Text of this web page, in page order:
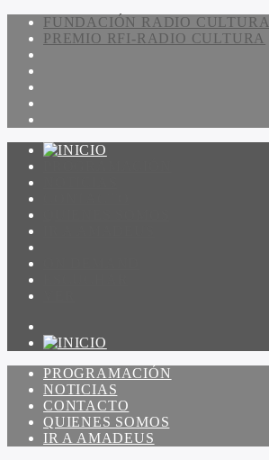
FUNDACIÓN RADIO CULTURA
PREMIO RFI-RADIO CULTURA
PROGRAMACIÓN
NOTICIAS
CONTACTO
QUIENES SOMOS
IR A AMADEUS